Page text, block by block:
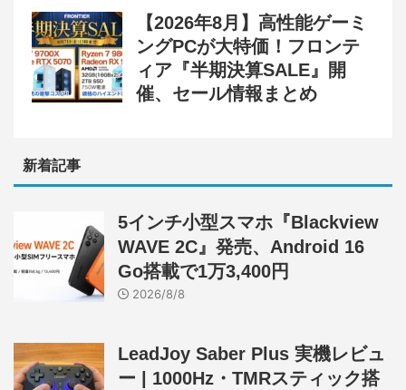
【2026年8月】高性能ゲーミ
ングPCが大特価！フロンテ
ィア『半期決算SALE』開
催、セール情報まとめ
新着記事
5インチ小型スマホ『Blackview
WAVE 2C』発売、Android 16
Go搭載で1万3,400円
2026/8/8
LeadJoy Saber Plus 実機レビュ
ー | 1000Hz・TMRスティック搭